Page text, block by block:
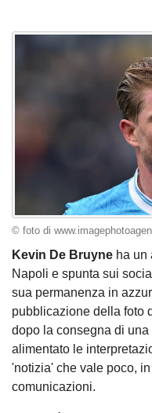
© foto di
Kevin De Bruyne ha un
Napoli e spunta sui
sua permanenza in
pubblicazione della foto
dopo la consegna di
alimentato le
'notizia' che vale poco,
comunicazioni.